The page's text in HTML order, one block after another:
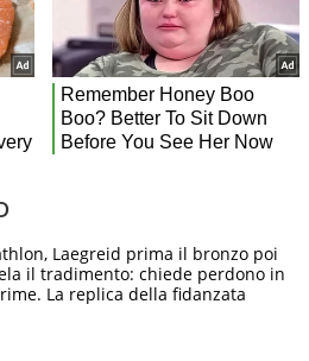
Laegreid prima il bronzo poi
il tradimento: chiede perdono in
La replica della fidanzata